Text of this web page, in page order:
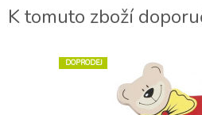
K tomuto zboží
DOPRODEJ